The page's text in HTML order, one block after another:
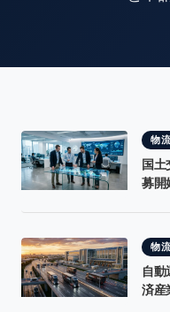
物
国
募開
物
自
済産